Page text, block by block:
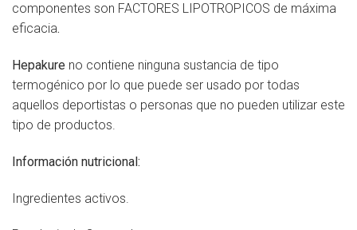
componentes son FACTORES LIPOTROPICOS de máxima
eficacia.
Hepakure no contiene ninguna sustancia de tipo
termogénico por lo que puede ser usado por todas
aquellos deportistas o personas que no pueden utilizar este
tipo de productos.
Información nutricional:
Ingredientes activos.